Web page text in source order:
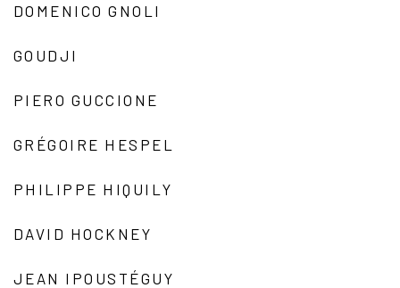
DOMENICO GNOLI
GOUDJI
PIERO GUCCIONE
GRÉGOIRE HESPEL
PHILIPPE HIQUILY
DAVID HOCKNEY
JEAN IPOUSTÉGUY